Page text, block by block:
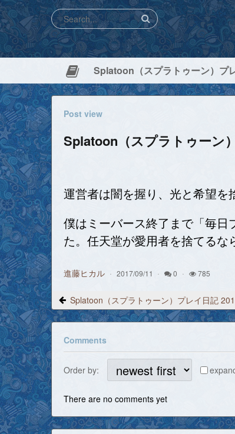
Post view
Splatoon（スプラトゥーン
運営者は闇を握り、光と希望を
僕はミーバース終了まで「毎
た。任天堂が愛用者を捨てるな
進藤ヒカル 2017/09/11 0 785
Comments
Order by:
There are no comments yet